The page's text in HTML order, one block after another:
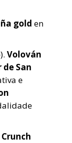
gold en
Volován
San
e